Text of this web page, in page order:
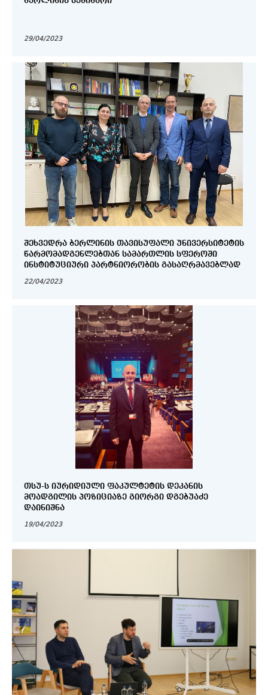
29/04/2023
ᲨᲔᲮᲕᲔᲓᲠᲐ ᲑᲔᲠᲚᲘᲜᲘᲡ ᲗᲐᲕᲘᲡᲣᲤᲐᲚᲘ ᲣᲜᲘᲕᲔᲠᲡᲘᲢᲔᲢᲘᲡ
ᲬᲐᲠᲛᲝᲛᲐᲓᲒᲔᲜᲚᲔᲑᲗᲐᲜ ᲡᲐᲛᲐᲠᲗᲚᲘᲡ ᲡᲤᲔᲠᲝᲨᲘ
ᲘᲜᲡᲢᲘᲢᲣᲪᲘᲣᲠᲘ ᲞᲐᲠᲢᲜᲘᲝᲠᲝᲑᲘᲡ ᲒᲐᲡᲐᲦᲠᲛᲐᲕᲔᲑᲚᲐᲓ
22/04/2023
ᲗᲡᲣ-Ს ᲘᲣᲠᲘᲓᲘᲣᲚᲘ ᲤᲐᲙᲣᲚᲢᲔᲢᲘᲡ ᲓᲔᲙᲐᲜᲘᲡ
ᲛᲝᲐᲓᲒᲘᲚᲘᲡ ᲞᲝᲖᲘᲪᲘᲐᲖᲔ ᲒᲘᲝᲠᲒᲘ ᲓᲒᲔᲑᲣᲐᲫᲔ
ᲓᲐᲘᲜᲘᲨᲜᲐ
19/04/2023